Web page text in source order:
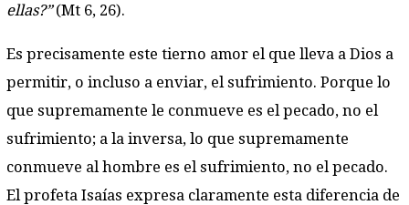
ellas?”(Mt 6, 26).
Es precisamente este tierno amor el que lleva a Dios a
permitir, o incluso a enviar, el sufrimiento. Porque lo
que supremamente le conmueve es el pecado, no el
sufrimiento; a la inversa, lo que supremamente
conmueve al hombre es el sufrimiento, no el pecado.
El profeta Isaías expresa claramente esta diferencia de